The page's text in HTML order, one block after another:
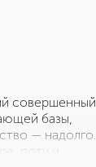
совершенный
базы,
— надолго.
поту и